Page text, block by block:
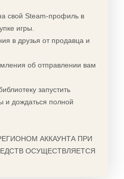
свой Steam-профиль в
игры.
в друзья от продавца и
об отправлении вам
запустить
и дождаться полной
АККАУНТА ПРИ
ОСУЩЕСТВЛЯЕТСЯ